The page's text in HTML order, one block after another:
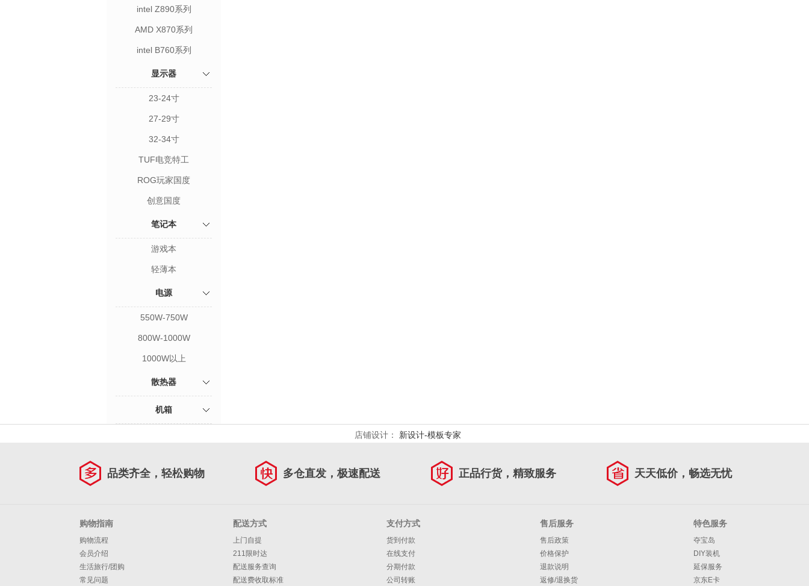
intel Z890系列
AMD X870系列
intel B760系列
显示器
23-24寸
27-29寸
32-34寸
TUF电竞特工
ROG玩家国度
创意国度
笔记本
游戏本
轻薄本
电源
550W-750W
800W-1000W
1000W以上
散热器
机箱
店铺设计： 新设计-模板专家
品类齐全，轻松购物 多仓直发，极速配送 正品行货，精致服务 天天低价，畅选无忧
购物指南
购物流程
会员介绍
生活旅行/团购
常见问题
配送方式
上门自提
211限时达
配送服务查询
配送费收取标准
支付方式
货到付款
在线支付
分期付款
公司转账
售后服务
售后政策
价格保护
退款说明
返修/退换货
特色服务
夺宝岛
DIY装机
延保服务
京东E卡